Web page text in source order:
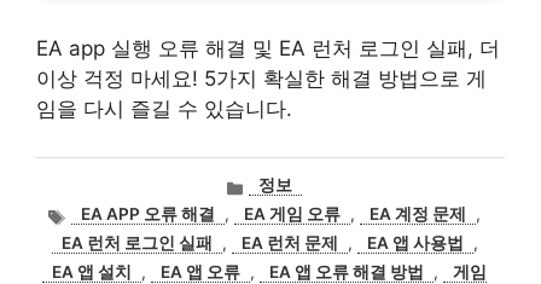
EA app 실행 오류 해결 및 EA 런처 로그인 실패, 더
이상 걱정 마세요! 5가지 확실한 해결 방법으로 게
임을 다시 즐길 수 있습니다.
카
테
고
리
정보
태
그
EA APP 오류 해결 , EA 게임 오류 , EA 계정 문제
,
EA 런처 로그인 실패
, EA 런처 문제 , EA 앱 사용법
,
EA 앱 설치
, EA 앱 오류 , EA 앱 오류 해결 방법 ,
게임